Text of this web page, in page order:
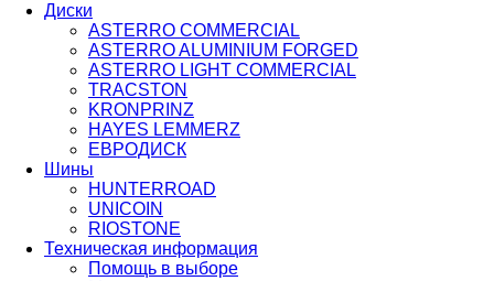
Диски
ASTERRO COMMERCIAL
ASTERRO ALUMINIUM FORGED
ASTERRO LIGHT COMMERCIAL
TRACSTON
KRONPRINZ
HAYES LEMMERZ
ЕВРОДИСК
Шины
HUNTERROAD​​​​​​​
UNICOIN
RIOSTONE
Техническая информация
Помощь в выборе